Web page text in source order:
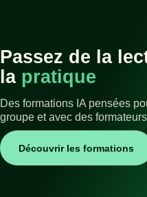
Passez de la
la pratique
Des formations IA pensées
groupe et avec des
Découvrir les formations